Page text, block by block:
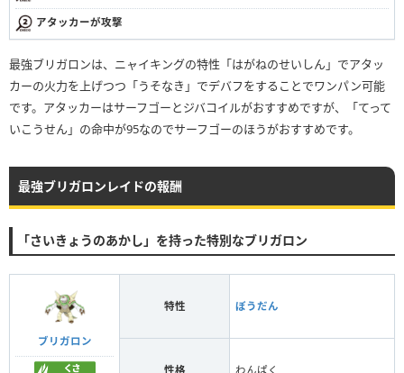
アタッカーが攻撃
最強ブリガロンは、ニャイキングの特性「はがねのせいしん」でアタッ
カーの火力を上げつつ「うそなき」でデバフをすることでワンパン可能
です。アタッカーはサーフゴーとジバコイルがおすすめですが、「てって
いこうせん」の命中が95なのでサーフゴーのほうがおすすめです。
最強ブリガロンレイドの報酬
「さいきょうのあかし」を持った特別なブリガロン
ブリガロン
特性 ぼうだん
性格 わんぱく